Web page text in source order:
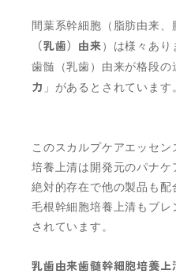
間葉系幹細胞（脂肪由来、
（乳歯）由来）は様々あり
歯髄（乳歯）由来が格段の
力 」があるとされています。
このスカルプケアエッセ
培養上清は開発元のパナケ
絶対的存在で他の製品も配
毛根幹細胞培養上清もブレ
されています。
乳歯由来歯髄幹細胞培養上